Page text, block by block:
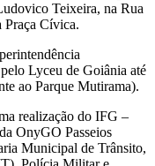
Teixeira, na Rua
Praça Cívica.
Lyceu de Goiânia até
ao Parque Mutirama).
realização do IFG –
OnyGO Passeios
Municipal de Trânsito,